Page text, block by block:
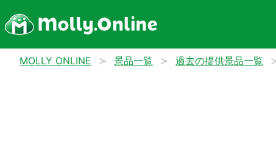
MOLLY ONLINE 景品一覧 過去の提供景品一覧